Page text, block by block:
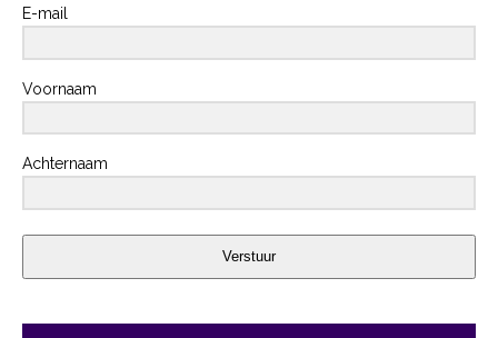
E-mail
Voornaam
Achternaam
Verstuur